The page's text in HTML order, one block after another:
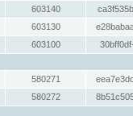
603140
603130
603100
580271
580272